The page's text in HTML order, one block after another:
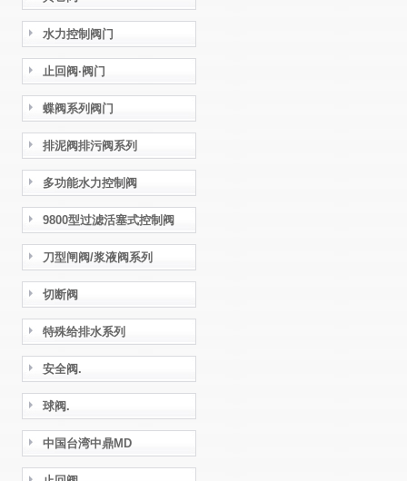
水力控制阀门
止回阀·阀门
蝶阀系列阀门
排泥阀排污阀系列
多功能水力控制阀
9800型过滤活塞式控制阀
刀型闸阀/浆液阀系列
切断阀
特殊给排水系列
安全阀.
球阀.
中国台湾中鼎MD